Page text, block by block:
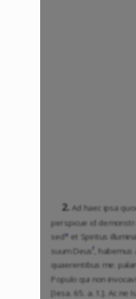
2. Ad haec ipsa
perspicue id
sede et Spiritus
suum Deus ,
quaerentibus me:
Populo qui non
[Iesa. 65. a. 1.]. Ac ne